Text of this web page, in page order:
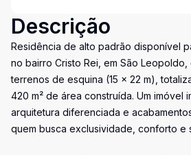
Descrição
Residência de alto padrão disponível
no bairro Cristo Rei, em São
terrenos de esquina (15 x 22 m),
420 m² de área construída. Um imóvel
arquitetura diferenciada e
quem busca exclusividade, conforto e